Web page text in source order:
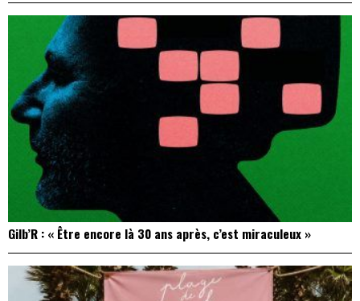
Gilb’R : « Être encore là 30 ans après, c’est miraculeux »